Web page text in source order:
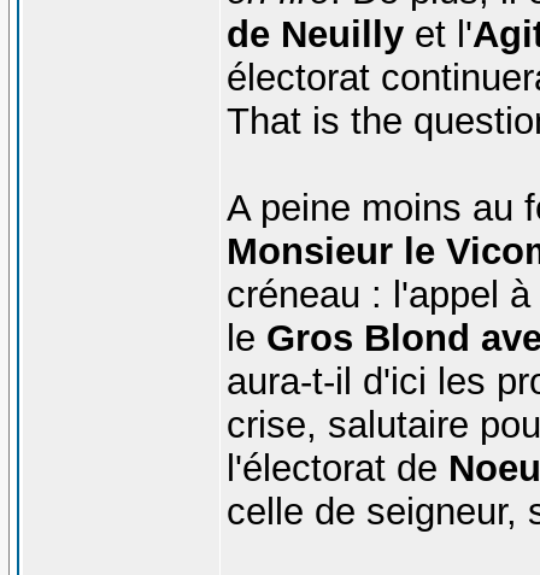
de Neuillyet l'
électorat
That is the
A peine moins au
Monsieur le
créneau : l'appel
le Gros Blond
aura-t-il d'ici les
crise, salutaire
l'électorat de
celle de seigneur,